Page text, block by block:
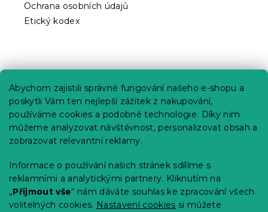
Abychom zajistili správné fungování našeho e-shopu a
poskytli Vám ten nejlepší zážitek z nakupování,
používáme cookies a podobné technologie. Díky nim
můžeme analyzovat návštěvnost, personalizovat obsah a
zobrazovat relevantní reklamy.
Informace o používání našich stránek sdílíme s
reklamními a analytickými partnery. Kliknutím na
„Přijmout vše“ nám dáváte souhlas ke zpracování všech
volitelných cookies. Nastavení cookies si můžete
Ochrana osobních údajů
Etický kodex
Kariéra
Poptávky a B2B spolupráce
Proč se u nás registrovat?
Věrnostní program - Sleva až 10 %
Návody
Tabulky velikostí